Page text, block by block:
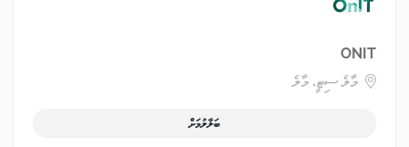
ONIT
މާލެ ސިޓީ، މާލެ
ބަލާލުމަށް